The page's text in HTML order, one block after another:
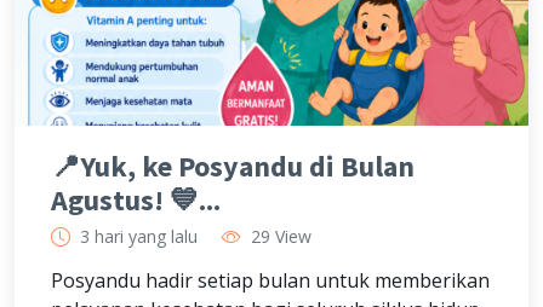
📍Yuk, ke Posyandu di Bulan
Agustus! 💙...
3 hari yang lalu 29 View
Posyandu hadir setiap bulan untuk memberikan